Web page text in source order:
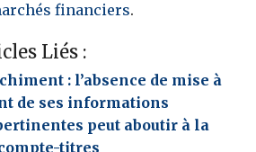
financiers.
Liés :
: l’absence de mise à
de ses informations
peut aboutir à la
titres